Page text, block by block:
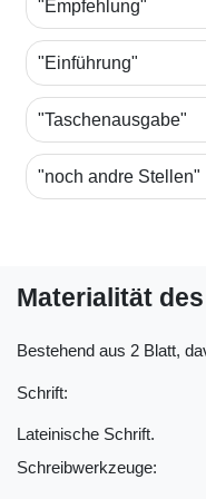
"Empfehlung"
"Einführung"
"Taschenausgabe"
"noch andre Stellen"
Materialität
Bestehend aus 2 Blatt,
Schrift:
Lateinische Schrift.
Schreibwerkzeuge: